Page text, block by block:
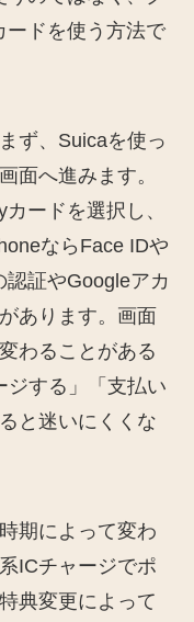
ードを使う方法で
ず、Suicaを使っ
面へ進みます。
ードを選択し、
ならFace IDや
証やGoogleアカ
あります。画面
わることがある
ジする」「支払い
と迷いにくくな
期によって変わ
ICチャージでポ
典変更によって